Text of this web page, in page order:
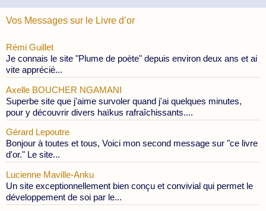
Vos Messages sur le Livre d’or
Rémi Guillet
Je connais le site "Plume de poète" depuis environ deux ans et ai
vite apprécié...
Axelle BOUCHER NGAMANI
Superbe site que j'aime survoler quand j'ai quelques minutes,
pour y découvrir divers haïkus rafraîchissants....
Gérard Lepoutre
Bonjour à toutes et tous, Voici mon second message sur "ce livre
d'or." Le site...
Lucienne Maville-Anku
Un site exceptionnellement bien conçu et convivial qui permet le
développement de soi par le...